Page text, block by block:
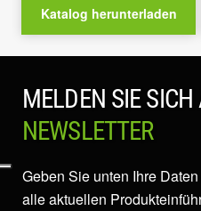
Katalog herunterladen
MELDEN SIE SICH
NEWSLETTER
Geben Sie unten Ihre
alle aktuellen